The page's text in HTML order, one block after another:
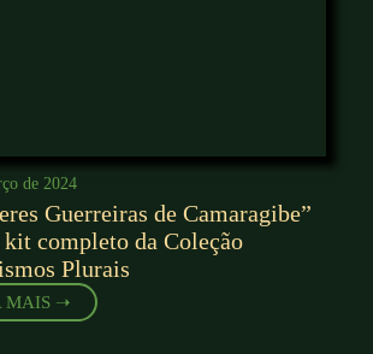
de 2024
Guerreiras de Camaragibe”
kit completo da Coleção
Plurais
MAIS ➝